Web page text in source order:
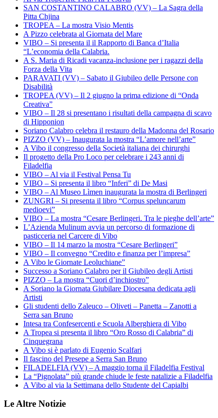
SAN COSTANTINO CALABRO (VV) – La Sagra della
Pitta Chjina
TROPEA – La mostra Visio Mentis
A Pizzo celebrata al Giornata del Mare
VIBO – Si presenta il il Rapporto di Banca d’Italia
“L’economia della Calabria.
A S. Maria di Ricadi vacanza-inclusione per i ragazzi della
Forza della Vita
PARAVATI (VV) – Sabato il Giubileo delle Persone con
Disabilità
TROPEA (VV) – Il 2 giugno la prima edizione di “Onda
Creativa”
VIBO – Il 28 si presentano i risultati della campagna di scavo
di Hipponion
Soriano Calabro celebra il restauro della Madonna del Rosario
PIZZO (VV) – Inaugurata la mostra “L’amore nell’arte”
A Vibo il congresso della Società italiana dei chirurghi
Il progetto della Pro Loco per celebrare i 243 anni di
Filadelfia
VIBO – Al via il Festival Pensa Tu
VIBO – Si presenta il libro “Inferi” di De Masi
VIBO – Al Museo Lìmen inaugurata la mostra di Berlingeri
ZUNGRI – Si presenta il libro “Corpus speluncarum
medioevi”
VIBO – La mostra “Cesare Berlingeri. Tra le pieghe dell’arte”
L’Azienda Mulinum avvia un percorso di formazione di
pasticceria nel Carcere di Vibo
VIBO – Il 14 marzo la mostra “Cesare Berlingeri”
VIBO – Il convegno “Credito e finanza per l’impresa”
A Vibo le Giornate Leoluchiane”
Successo a Soriano Calabro per il Giubileo degli Artisti
PIZZO – La mostra “Cuori d’inchiostro”
A Soriano la Giornata Giubilare Diocesana dedicata agli
Artisti
Gli studenti dello Zaleuco – Oliveti – Panetta – Zanotti a
Serra san Bruno
Intesa tra Confesercenti e Scuola Alberghiera di Vibo
A Tropea si presenta il libro “Oro Rosso di Calabria” di
Cinquegrana
A Vibo si è parlato di Eugenio Scalfari
Il fascino del Presepe a Serra San Bruno
FILADELFIA (VV) – A maggio torna il Filadelfia Festival
La “Pignolata” più grande chiude le feste natalizie a Filadelfia
A Vibo al via la Settimana dello Studente del Capialbi
Le Altre Notizie